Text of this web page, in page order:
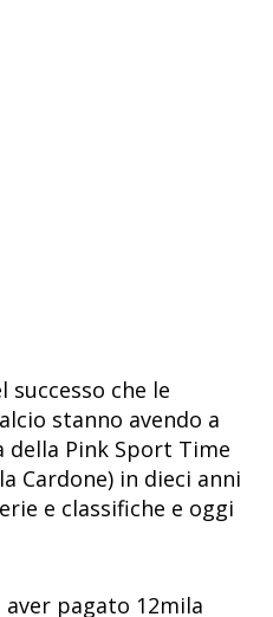
successo che le
stanno avendo a
della Pink Sport Time
Cardone) in dieci anni
e classifiche e oggi
aver pagato 12mila